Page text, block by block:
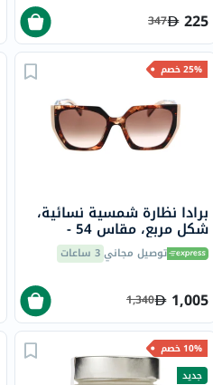
225
347
25% خصم
برادا نظارة شمسية نسائية،
شكل مربع، مقاس 54 -
01R0A6 PR 15WS
توصيل مجاني3 ساعات
1,005
1,340
10% خصم
جديد